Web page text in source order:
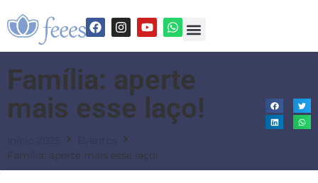
Família: aperte
mais esse laço!
Família: aperte mais esse laço!